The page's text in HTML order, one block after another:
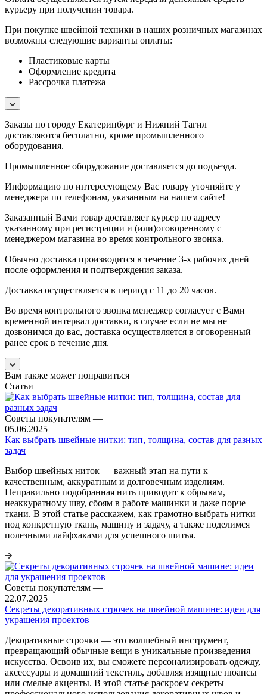
курьеру при получении товара.
При покупке швейной техники в наших розничных магазинах
возможны следующие варианты оплаты:
Пластиковые карты
Оформление кредита
Рассрочка платежа
Заказы по городу Екатеринбург и Нижний Тагил
доставляются бесплатно, кроме промышленного
оборудования.
Промышленное оборудование доставляется до подъезда.
Информацию по интересующему Вас товару уточняйте у
менеджера по телефонам, указанным на нашем сайте!
Заказанный Вами товар доставляет курьер по адресу
указанному при регистрации и (или)оговоренному с
менеджером магазина во время контрольного звонка.
Обычно доставка производится в течение 3-х рабочих дней
после оформления и подтверждения заказа.
Доставка осуществляется в период с 11 до 20 часов.
Во время контрольного звонка менеджер согласует с Вами
временной интервал доставки, в случае если не мы не
дозвонимся до вас, доставка осуществляется в оговоренный
ранее срок в течение дня.
Вам также может понравиться
Статьи
Советы покупателям —
05.06.2025
Как выбрать швейные нитки: тип, толщина, состав для разных
задач
Выбор швейных ниток — важный этап на пути к
качественным, аккуратным и долговечным изделиям.
Неправильно подобранная нить приводит к обрывам,
неаккуратному шву, сбоям в работе машинки и даже порче
ткани. В этой статье расскажем, как грамотно выбрать нитки
под конкретную ткань, машину и задачу, а также поделимся
полезными лайфхаками для успешного шитья.
Советы покупателям —
22.07.2025
Секреты декоративных строчек на швейной машине: идеи для
украшения проектов
Декоративные строчки — это волшебный инструмент,
превращающий обычные вещи в уникальные произведения
искусства. Освоив их, вы сможете персонализировать одежду,
аксессуары и домашний текстиль, добавляя изящные нюансы
или смелые акценты. В этой статье раскроем секреты